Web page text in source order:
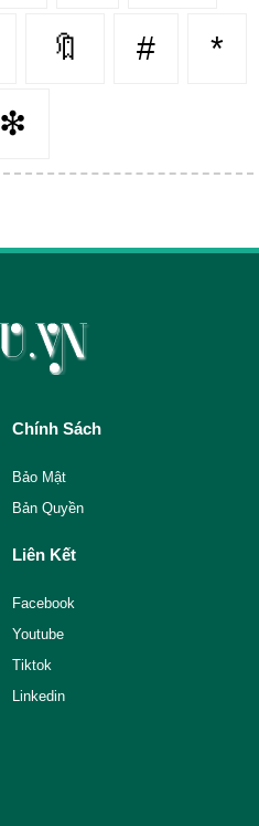
🔖 # *
❇
Chính Sách
Bảo Mật
Bản Quyền
Liên Kết
Facebook
Youtube
Tiktok
Linkedin